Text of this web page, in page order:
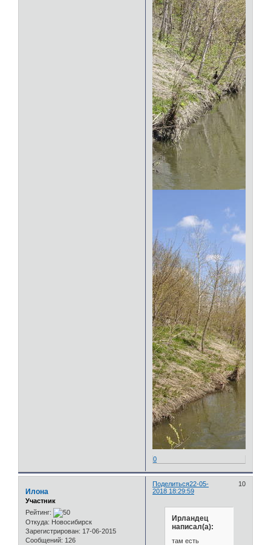
0
Поделиться 10
22-05-
2018 18:29:59
Илона
Участник
Рейтинг:
Откуда: Новосибирск
Зарегистрирован: 17-06-2015
Сообщений: 126
Ирландец
написал(а):
там есть